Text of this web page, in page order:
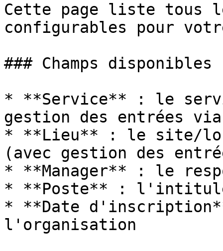
Cette page liste tous
configurables pour
### Champs disponibles
* **Service** : le
gestion des entrées via
* **Lieu** : le site/
(avec gestion des
* **Manager** : le
* **Poste** :
* **Date
l'organisation